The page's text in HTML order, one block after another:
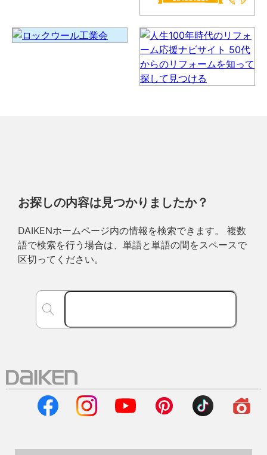
お探しの内容は見つかりましたか？
DAIKENホームページ内の情報を検索できます。 複数
語で検索を行う場合は、単語と単語の間をスペースで
区切ってください。